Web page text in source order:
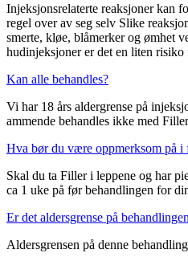
Injeksjonsrelaterte reaksjoner kan
regel over av seg selv Slike
smerte, kløe, blåmerker og ømhet
hudinjeksjoner er det en liten
Kan alle behandles?
Vi har 18 års aldergrense på
ammende behandles ikke med
Hva bør du være oppmerksom på i
Skal du ta Filler i leppene og har
ca 1 uke på før behandlingen for
Er det aldersgrense på
Aldersgrensen på denne